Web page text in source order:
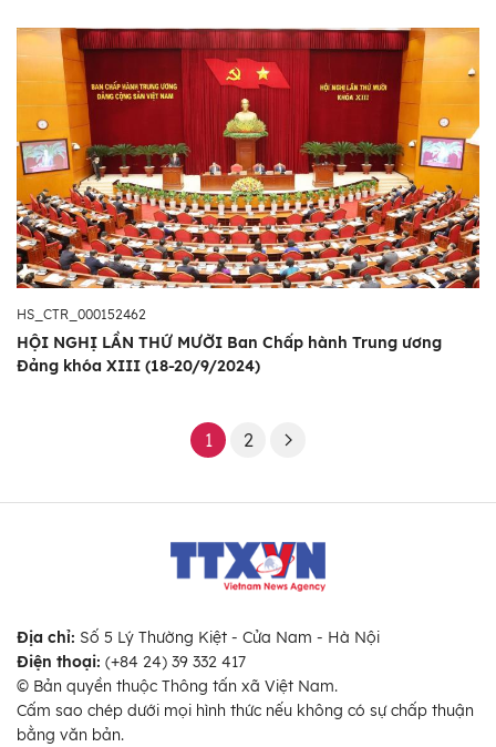
HS_CTR_000152462
HỘI NGHỊ LẦN THỨ MƯỜI Ban Chấp hành Trung ương
Đảng khóa XIII (18-20/9/2024)
1 2
Địa chỉ: Số 5 Lý Thường Kiệt - Cửa Nam - Hà Nội
Điện thoại: (+84 24) 39 332 417
© Bản quyền thuộc Thông tấn xã Việt Nam.
Cấm sao chép dưới mọi hình thức nếu không có sự chấp thuận
bằng văn bản.